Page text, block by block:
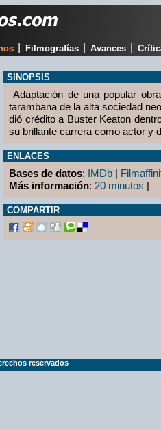
Filmografías Avances
SINOPSIS
Adaptación de una popular
tarambana de la alta sociedad
dió crédito a Buster Keaton
su brillante carrera como actor y
ENLACES
Bases de datos: IMDb |
Más información: 20 minutos |
COMPARTIR
reservados